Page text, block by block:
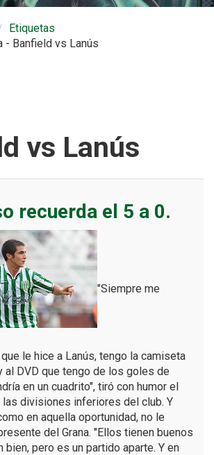
Etiquetas
- Banfield vs Lanús
vs Lanús
recuerda el 5 a 0.
"Siempre me
le hice a Lanús, tengo la camiseta
al DVD que tengo de los goles de
en un cuadrito", tiró con humor el
divisiones inferiores del club. Y
en aquella oportunidad, no le
del Grana. "Ellos tienen buenos
bien, pero es un partido aparte. Y en